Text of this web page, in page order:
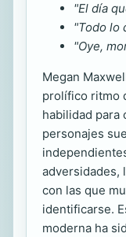
"El día
"Todo lo
"Oye,
Megan
prolífico ritmo
habilidad para
personajes
adversidades,
con las que
identificarse.
moderna ha